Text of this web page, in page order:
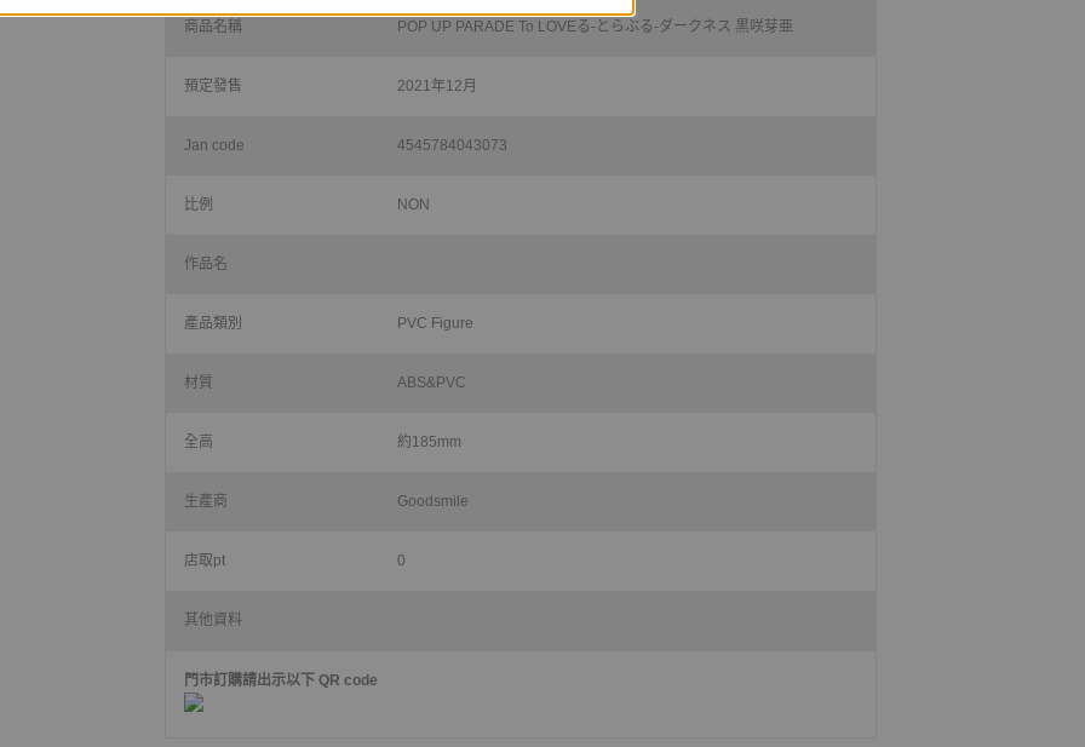
商品名稱 POP UP PARADE To LOVEる-とらぶる-ダークネス 黒咲芽亜
預定發售 2021年12月
Jan code 4545784043073
比例 NON
作品名
產品類別 PVC Figure
材質 ABS&PVC
全高 約185mm
生產商 Goodsmile
店取pt 0
其他資料
門市訂購請出示以下 QR code